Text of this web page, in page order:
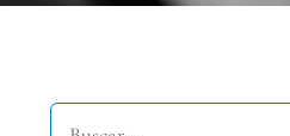
Buscar